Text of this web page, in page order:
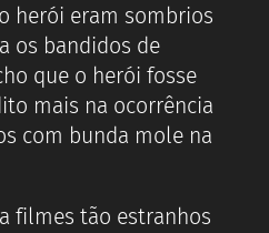
herói eram sombrios
os bandidos de
que o herói fosse
mais na ocorrência
com bunda mole na
filmes tão estranhos